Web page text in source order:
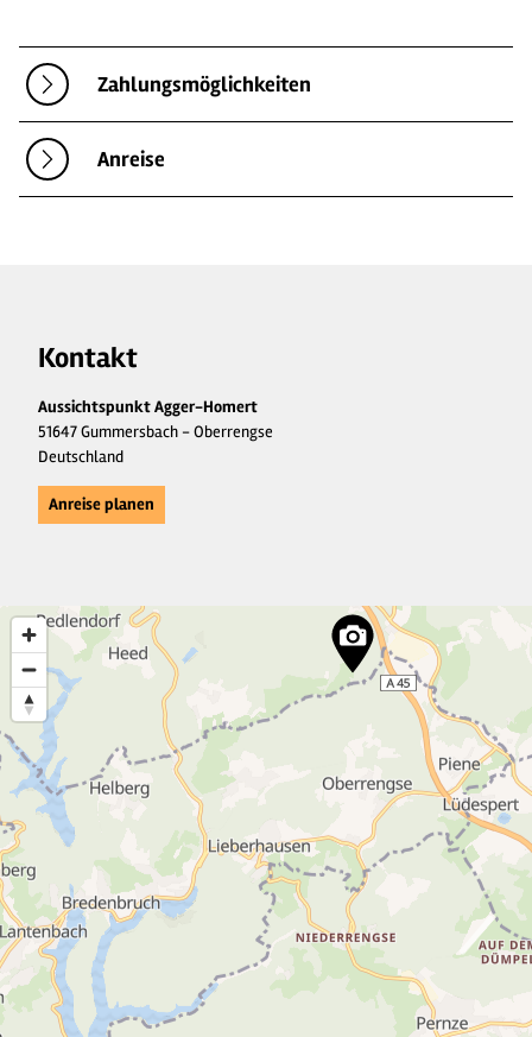
Zahlungsmöglichkeiten
Anreise
Kontakt
Aussichtspunkt Agger-Homert
51647 Gummersbach - Oberrengse
Deutschland
Anreise planen
3
2
4